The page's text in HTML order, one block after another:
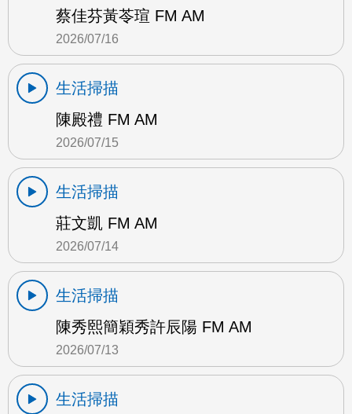
蔡佳芬黃苓瑄 FM AM
2026/07/16
生活掃描
陳殿禮 FM AM
2026/07/15
生活掃描
莊文凱 FM AM
2026/07/14
生活掃描
陳秀熙簡穎秀許辰陽 FM AM
2026/07/13
生活掃描